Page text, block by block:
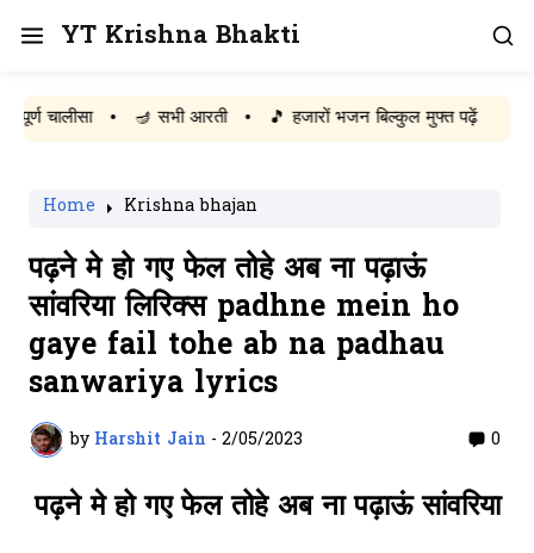
YT Krishna Bhakti
• 🪔 सभी आरती • 🎵 हजारों भजन बिल्कुल मुफ्त पढ़ें
Home Krishna bhajan
पढ़ने मे हो गए फेल तोहे अब ना पढ़ाऊं
सांवरिया लिरिक्स padhne mein ho
gaye fail tohe ab na padhau
sanwariya lyrics
by Harshit Jain - 2/05/2023 0
पढ़ने मे हो गए फेल तोहे अब ना पढ़ाऊं सांवरिया